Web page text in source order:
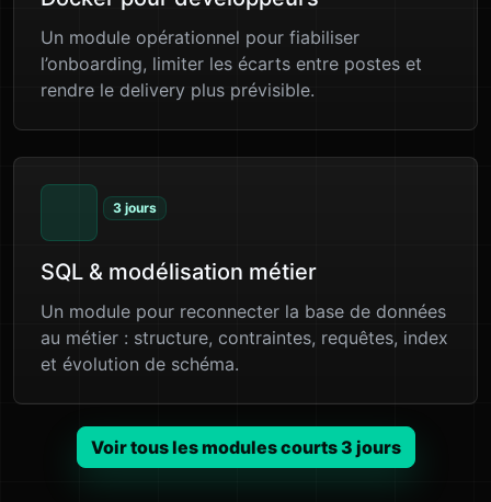
Un module opérationnel pour fiabiliser
l’onboarding, limiter les écarts entre postes et
rendre le delivery plus prévisible.
3 jours
SQL & modélisation métier
Un module pour reconnecter la base de données
au métier : structure, contraintes, requêtes, index
et évolution de schéma.
Voir tous les modules courts 3 jours